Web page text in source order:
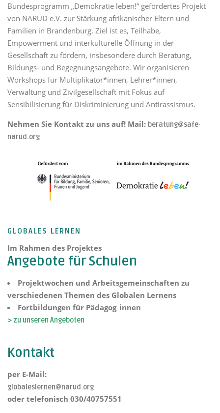
Bundesprogramm „Demokratie leben!“ gefördertes Projekt
von NARUD e.V. zur Stärkung afrikanischer Eltern und
Familien in Brandenburg. Ziel ist es, Teilhabe,
Empowerment und interkulturelle Öffnung in der
Gesellschaft zu fördern, insbesondere durch Beratung,
Bildungs- und Begegnungsangebote. Wir organisieren
Workshops für Multiplikator*innen, Lehrer*innen,
Verwaltung und Zivilgesellschaft mit Fokus auf
Sensibilisierung für Diskriminierung und Antirassismus.
Nehmen Sie Kontakt zu uns auf! Mail: beratung@safe-
narud.org
GLOBALES LERNEN
Im Rahmen des Projektes
Angebote für Schulen
Projektwochen und Arbeitsgemeinschaften zu
verschiedenen Themen des Globalen Lernens
Fortbildungen für Pädagog_innen
> zu unseren Angeboten
Kontakt
per E-Mail:
globaleslernen@narud.org
oder telefonisch 030/40757551